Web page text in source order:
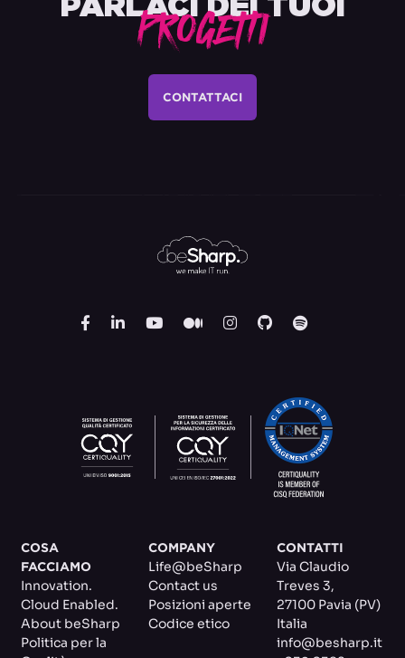
PARLACI DEI TUOI
PROGETTI
CONTATTACI
COSA
FACCIAMO
Innovation.
Cloud Enabled.
About beSharp
Politica per la
COMPANY
Life@beSharp
Contact us
Posizioni aperte
Codice etico
CONTATTI
Via Claudio
Treves 3,
27100 Pavia (PV)
Italia
info@besharp.it